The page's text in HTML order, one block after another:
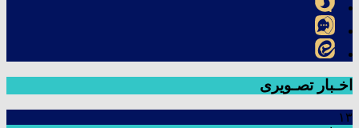
اخـبار تصـویری
۱۳